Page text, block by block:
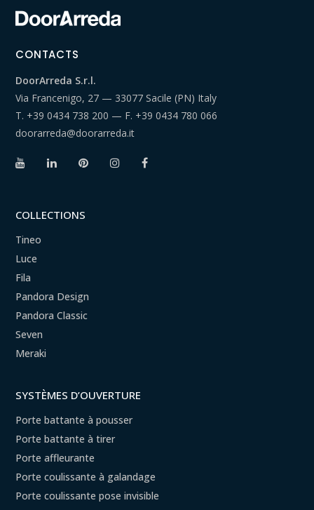
CONTACTS
DoorArreda S.r.l.
Via Francenigo, 27 — 33077 Sacile (PN) Italy
T. +39 0434 738 200 — F. +39 0434 780 066
doorarreda@doorarreda.it
COLLECTIONS
Tineo
Luce
Fila
Pandora Design
Pandora Classic
Seven
Meraki
SYSTÈMES D’OUVERTURE
Porte battante à pousser
Porte battante à tirer
Porte affleurante
Porte coulissante à galandage
Porte coulissante pose invisible